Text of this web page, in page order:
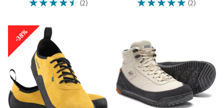
(2) (2)
-38%